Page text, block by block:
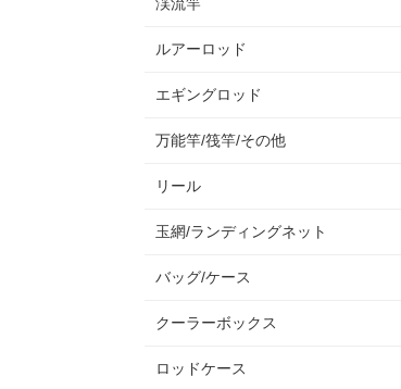
渓流竿
ルアーロッド
エギングロッド
万能竿/筏竿/その他
リール
玉網/ランディングネット
バッグ/ケース
クーラーボックス
ロッドケース